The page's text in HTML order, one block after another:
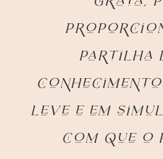
partilha
leve e em
com que o